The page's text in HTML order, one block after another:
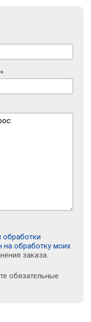
на обработку моих
заказа.
обязательные